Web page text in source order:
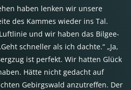
haben lenken wir unsere
des Kammes wieder ins Tal.
und wir haben das Bilgee-
schneller als ich dachte.“ „Ja,
ist perfekt. Wir hatten Glück
Hätte nicht gedacht auf
Gebirgswald anzutreffen. Der